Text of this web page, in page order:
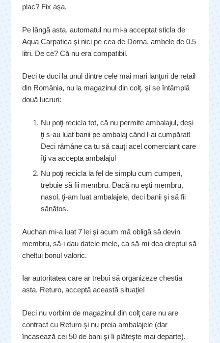
plac? Fix aşa.
Pe lângă asta, automatul nu mi-a acceptat sticla de
Aqua Carpatica şi nici pe cea de Dorna, ambele de 0.5
litri. De ce? Că nu era compatibil.
Deci te duci la unul dintre cele mai mari lanţuri de retail
din România, nu la magazinul din colţ, şi se întâmplă
două lucruri:
Nu poţi recicla tot, că nu permite ambalajul, deşi
ţi s-au luat banii pe ambalaj când l-ai cumpărat!
Deci rămâne ca tu să cauţi acel comerciant care
îţi va accepta ambalajul
Nu poţi recicla la fel de simplu cum cumperi,
trebuie să fii membru. Dacă nu eşti membru,
nasol, ţi-am luat ambalajele, deci banii şi să fii
sănătos.
Auchan mi-a luat 7 lei şi acum mă obligă să devin
membru, să-i dau datele mele, ca să-mi dea dreptul să
cheltui bonul valoric.
Iar autoritatea care ar trebui să organizeze chestia
asta, Returo, acceptă această situaţie!
Deci nu vorbim de magazinul din colţ care nu are
contract cu Returo şi nu preia ambalajele (dar
încasează cei 50 de bani şi îi plăteşte mai departe).